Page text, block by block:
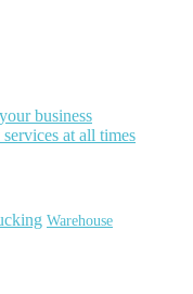
business
at all times
Warehouse